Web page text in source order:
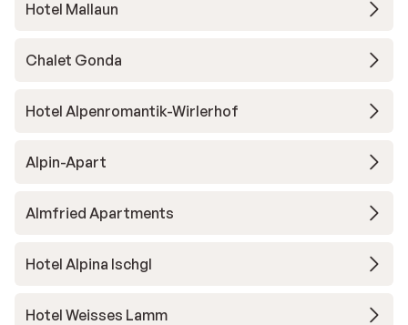
Hotel Mallaun
Chalet Gonda
Hotel Alpenromantik-Wirlerhof
Alpin-Apart
Almfried Apartments
Hotel Alpina Ischgl
Hotel Weisses Lamm